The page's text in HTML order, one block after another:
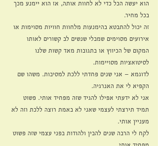
הוא יעשה הכל כדי לא לחוות אותה, אז הוא יימנע מכך
בכל מחיר.
זה יכול להתבטא בהימנעות מלחוות חוויות מסוימות או
אירועים מסוימים שמבלי שנשים לב קשורים לאותו
המקום של הכיווץ או בתגובות מאד קשות שלנו
לסיטואציות מסויימות.
לדוגמא – אני שנים פחדתי ללכת למסיבות. משהו שם
הקפיא לי את האנרגיה.
אני לא ידעתי אפילו להגיד שזה מפחיד אותי. פשוט
תמיד תירצתי לעצמי שאני לא באמת רוצה ללכת וזה לא
מעניין אותי.
לקח לי הרבה שנים להבין ולהודות בפני עצמי שזה פשוט